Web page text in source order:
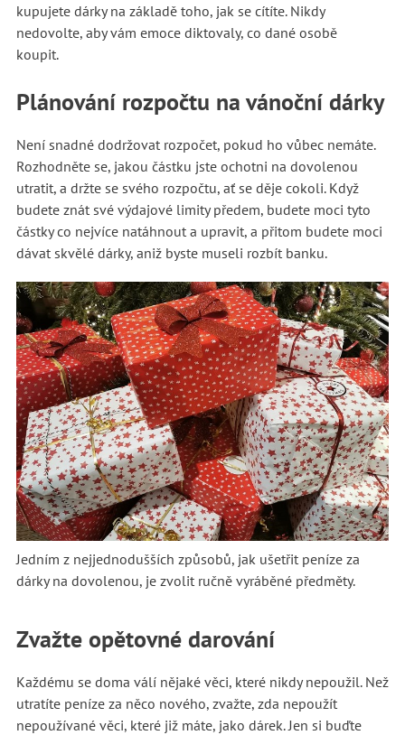
kupujete dárky na základě toho, jak se cítíte. Nikdy
nedovolte, aby vám emoce diktovaly, co dané osobě
koupit.
Plánování rozpočtu na vánoční dárky
Není snadné dodržovat rozpočet, pokud ho vůbec nemáte.
Rozhodněte se, jakou částku jste ochotni na dovolenou
utratit, a držte se svého rozpočtu, ať se děje cokoli. Když
budete znát své výdajové limity předem, budete moci tyto
částky co nejvíce natáhnout a upravit, a přitom budete moci
dávat skvělé dárky, aniž byste museli rozbít banku.
Jedním z nejjednodušších způsobů, jak ušetřit peníze za
dárky na dovolenou, je zvolit ručně vyráběné předměty.
Zvažte opětovné darování
Každému se doma válí nějaké věci, které nikdy nepoužil. Než
utratíte peníze za něco nového, zvažte, zda nepoužít
nepoužívané věci, které již máte, jako dárek. Jen si buďte